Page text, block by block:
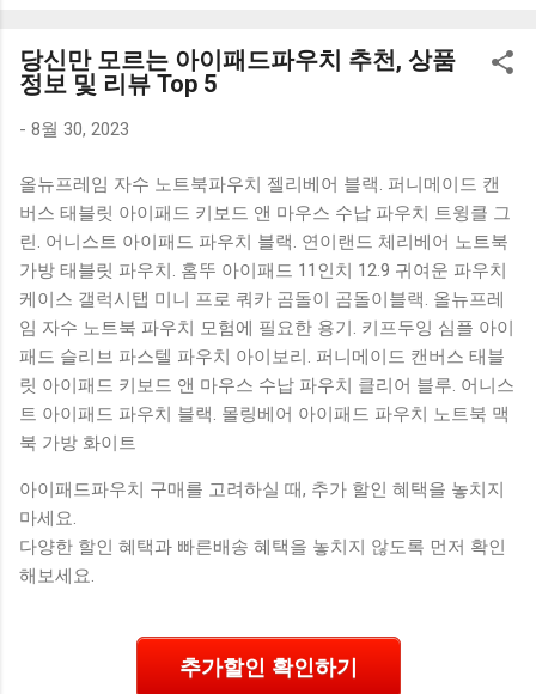
혜택을 놓치지 마세요. 다양한 할인 혜택과 빠른배송 혜택을 놓
치지 않도록 먼저 확인해보세요. 추가할인 확인하기 상품 하나
를 사더라도 종류도 많고, 가격도 다양해서 결정이 많이 어려우
많을 수 밖에 없습니다. 다양한 상품들을 상세스펙 과 가격 을
꼼꼼히 비교해서 구매하실 수 있도록 순위 추천 해드릴게요. 특
가상품 보러가기 추천상품 Best 유니콘 멀티페어링 스마트폰
태블릿 거치형 저소음 블루투스 키보드, BK-500SB, 일반형, 블
랙 유니콘 멀티페어링 스마트폰 태...
당신만 모르는 아이패드파우치 추천, 상품
정보 및 리뷰 Top 5
- 8월 30, 2023
올뉴프레임 자수 노트북파우치 젤리베어 블랙. 퍼니메이드 캔
버스 태블릿 아이패드 키보드 앤 마우스 수납 파우치 트윙클 그
린. 어니스트 아이패드 파우치 블랙. 연이랜드 체리베어 노트북
가방 태블릿 파우치. 홈뚜 아이패드 11인치 12.9 귀여운 파우치
케이스 갤럭시탭 미니 프로 쿼카 곰돌이 곰돌이블랙. 올뉴프레
임 자수 노트북 파우치 모험에 필요한 용기. 키프두잉 심플 아이
패드 슬리브 파스텔 파우치 아이보리. 퍼니메이드 캔버스 태블
릿 아이패드 키보드 앤 마우스 수납 파우치 클리어 블루. 어니스
트 아이패드 파우치 블랙. 몰링베어 아이패드 파우치 노트북 맥
북 가방 화이트
아이패드파우치 구매를 고려하실 때, 추가 할인 혜택을 놓치지
마세요.
다양한 할인 혜택과 빠른배송 혜택을 놓치지 않도록 먼저 확인
해보세요.
추가할인 확인하기